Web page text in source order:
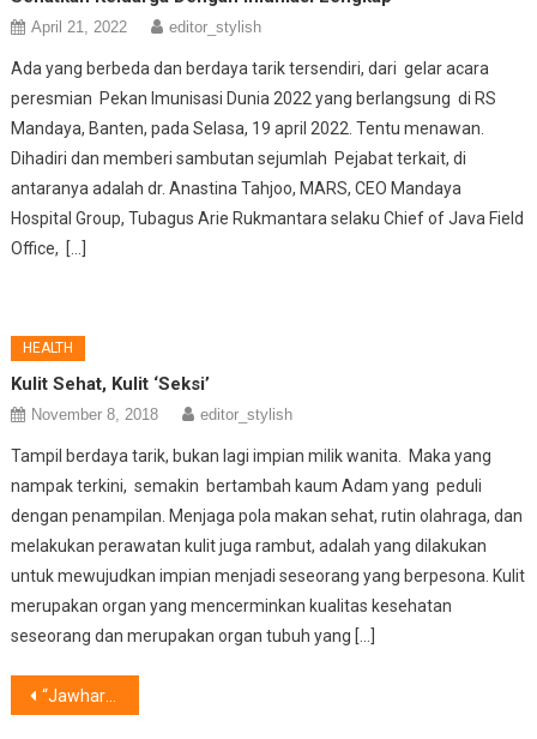
April 21, 2022 editor_stylish
Ada yang berbeda dan berdaya tarik tersendiri, dari gelar acara
peresmian Pekan Imunisasi Dunia 2022 yang berlangsung di RS
Mandaya, Banten, pada Selasa, 19 april 2022. Tentu menawan.
Dihadiri dan memberi sambutan sejumlah Pejabat terkait, di
antaranya adalah dr. Anastina Tahjoo, MARS, CEO Mandaya
Hospital Group, Tubagus Arie Rukmantara selaku Chief of Java Field
Office, […]
HEALTH
Kulit Sehat, Kulit ‘Seksi’
November 8, 2018 editor_stylish
Tampil berdaya tarik, bukan lagi impian milik wanita. Maka yang
nampak terkini, semakin bertambah kaum Adam yang peduli
dengan penampilan. Menjaga pola makan sehat, rutin olahraga, dan
melakukan perawatan kulit juga rambut, adalah yang dilakukan
untuk mewujudkan impian menjadi seseorang yang berpesona. Kulit
merupakan organ yang mencerminkan kualitas kesehatan
seseorang dan merupakan organ tubuh yang […]
Post
“Jawhara Syari”: Trendy, Elegant & Comfort